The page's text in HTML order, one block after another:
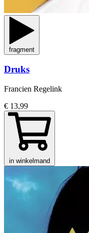
fragment
Druks
Francien Regelink
€ 13,99
in winkelmand